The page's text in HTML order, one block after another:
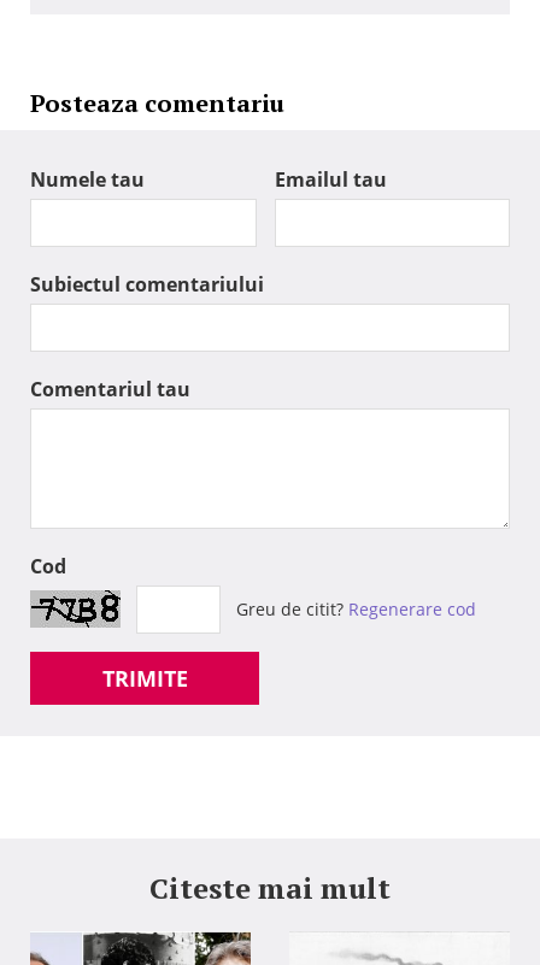
Posteaza comentariu
Numele tau Emailul tau
Subiectul comentariului
Comentariul tau
Cod
Greu de citit? Regenerare cod
TRIMITE
Citeste mai mult